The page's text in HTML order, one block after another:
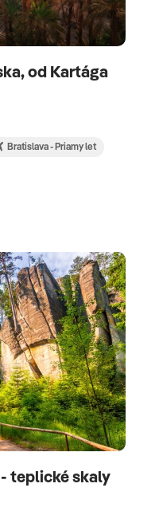
od Kartága
Bratislava - Priamy let
teplické skaly